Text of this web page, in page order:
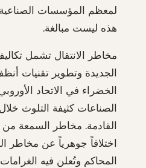
لمعظم المؤسسات
هذه ليست مبالغة.
مخاطر الانتقال تشمل
الجديدة وتطوير تقنيات
الخضراء في الاتحاد
الصناعات كثيفة التلوث
القادمة. مخاطر السمعة
اختلافاً جوهرياً عن مخاطر
المحاكم وتُعلن فيه